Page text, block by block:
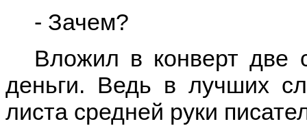
- Зачем?
Вложил в конверт две
деньги. Ведь в лучших
листа средней руки